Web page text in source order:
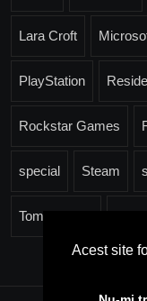
Lara Croft
PlayStation
Rockstar Games
special Steam
Tomb Raider
Acest site